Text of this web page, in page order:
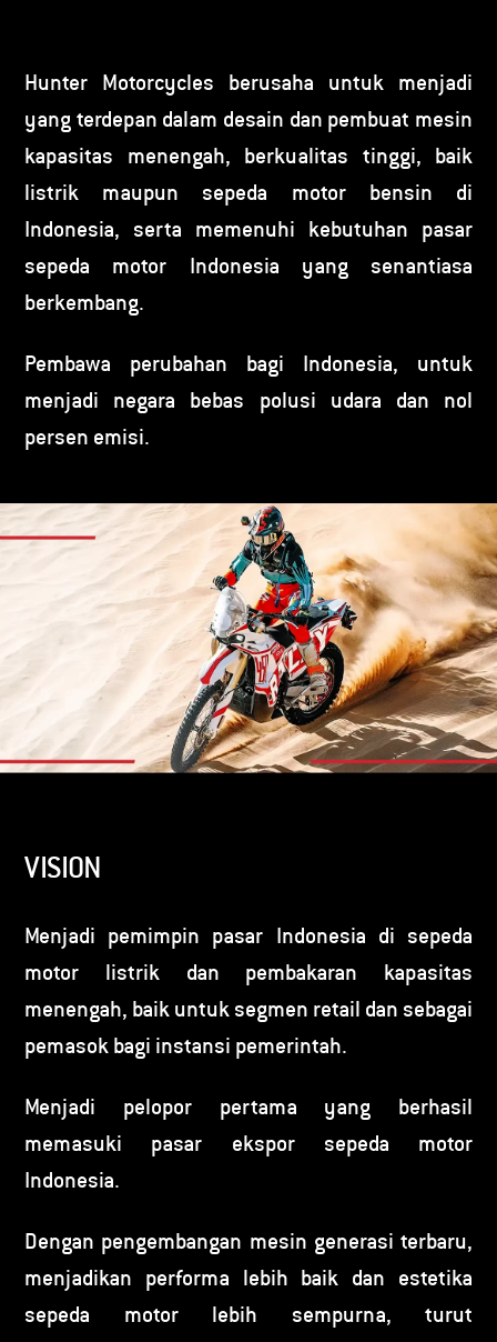
Hunter Motorcycles berusaha untuk menjadi
yang terdepan dalam desain dan pembuat mesin
kapasitas menengah, berkualitas tinggi, baik
listrik maupun sepeda motor bensin di
Indonesia, serta memenuhi kebutuhan pasar
sepeda motor Indonesia yang senantiasa
berkembang.
Pembawa perubahan bagi Indonesia, untuk
menjadi negara bebas polusi udara dan nol
persen emisi.
VISION
Menjadi pemimpin pasar Indonesia di sepeda
motor listrik dan pembakaran kapasitas
menengah, baik untuk segmen retail dan sebagai
pemasok bagi instansi pemerintah.
Menjadi pelopor pertama yang berhasil
memasuki pasar ekspor sepeda motor
Indonesia.
Dengan pengembangan mesin generasi terbaru,
menjadikan performa lebih baik dan estetika
sepeda motor lebih sempurna, turut